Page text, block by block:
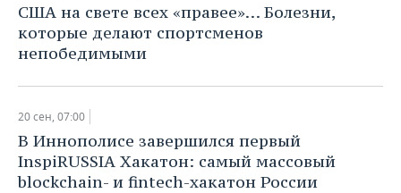
США на свете всех «правее»… Болезни,
которые делают спортсменов
непобедимыми
20 сен, 07:00
​В Иннополисе завершился первый
InspiRUSSIA Хакатон: самый массовый
blockchain- и fintech-хакатон России